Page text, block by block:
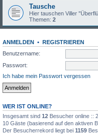
Tausche
Hier tauschen Viller
Themen: 2
ANMELDEN • REGISTRIEREN
Benutzername:
Passwort:
Ich habe mein Passwort vergessen
WER IST ONLINE?
Insgesamt sind 12 Besucher online ::
10 Gäste (basierend auf den aktiven
Der Besucherrekord liegt bei 1159